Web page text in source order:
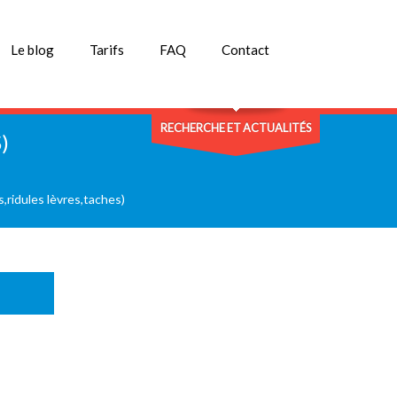
Le blog Tarifs FAQ Contact
RECHERCHE ET ACTUALITÉS
lèvres,taches)